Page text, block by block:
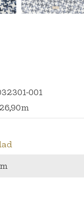
001
26,90m